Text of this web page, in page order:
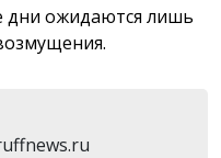
дни ожидаются лишь